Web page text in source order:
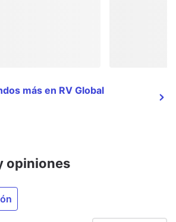
más en RV Global
opiniones